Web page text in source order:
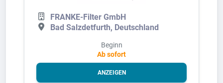
FRANKE-Filter GmbH
Bad Salzdetfurth, Deutschland
Beginn
Ab sofort
ANZEIGEN